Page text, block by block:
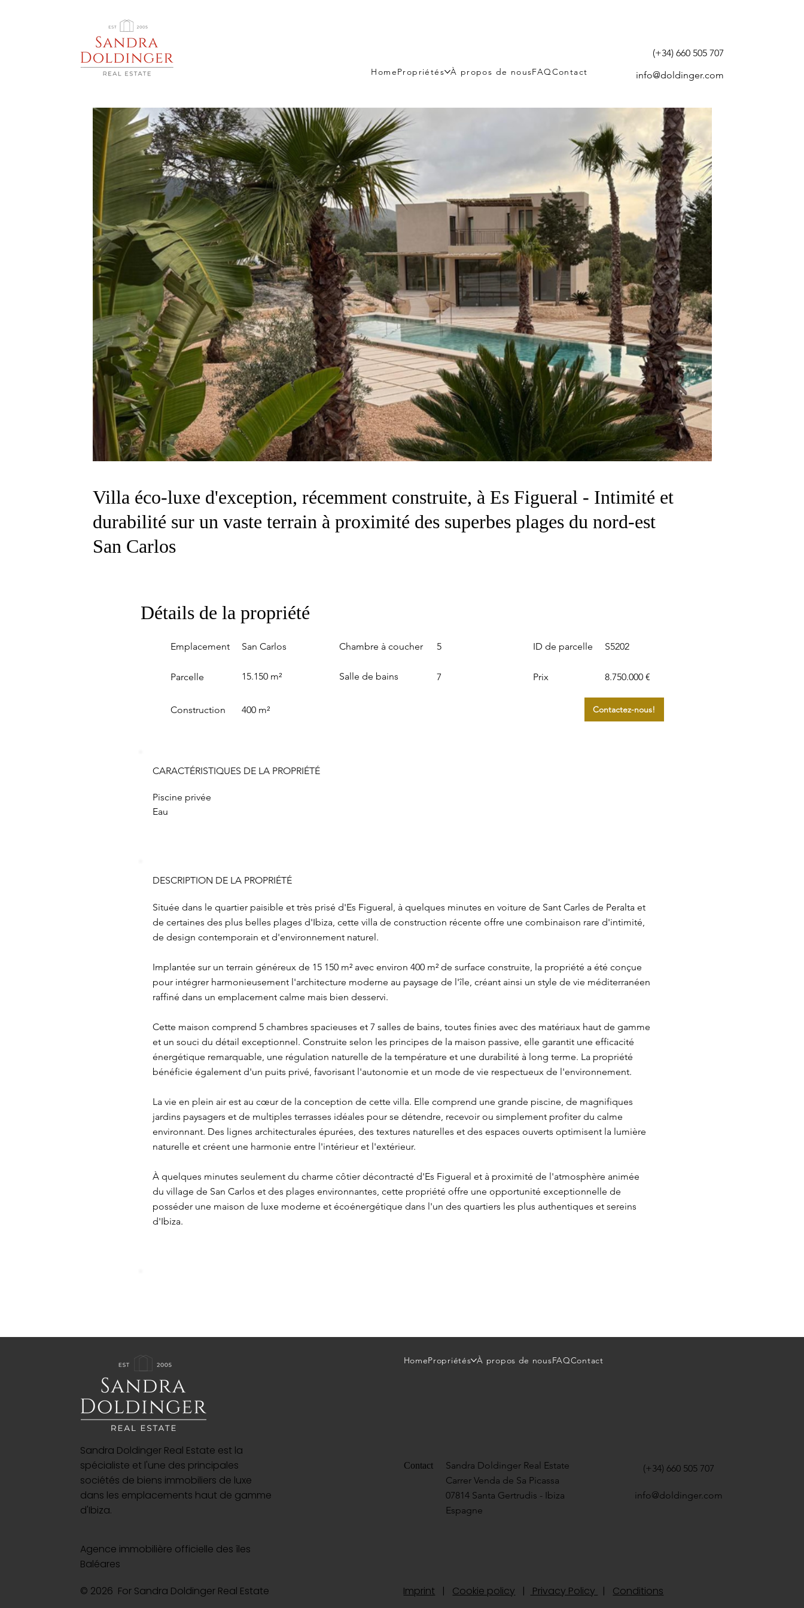
HomePropriétés À propos de nousFAQContact info@doldinger.com
(+34) 660 505 707
Villa éco-luxe d'exception, récemment construite, à Es Figueral - Intimité et
durabilité sur un vaste terrain à proximité des superbes plages du nord-est
San Carlos
Détails de la propriété
Emplacement
Parcelle
Construction
San Carlos
15.150 m²
400 m²
Chambre à coucher
Salle de bains
5
7
ID de parcelle
Prix
S5202
8.750.000 €
Contactez-nous!
CARACTÉRISTIQUES DE LA PROPRIÉTÉ
Piscine privée
Eau
DESCRIPTION DE LA PROPRIÉTÉ
Située dans le quartier paisible et très prisé d'Es Figueral, à quelques minutes en voiture de Sant Carles de Peralta et
de certaines des plus belles plages d'Ibiza, cette villa de construction récente offre une combinaison rare d'intimité,
de design contemporain et d'environnement naturel.
Implantée sur un terrain généreux de 15 150 m² avec environ 400 m² de surface construite, la propriété a été conçue
pour intégrer harmonieusement l'architecture moderne au paysage de l'île, créant ainsi un style de vie méditerranéen
raffiné dans un emplacement calme mais bien desservi.
Cette maison comprend 5 chambres spacieuses et 7 salles de bains, toutes finies avec des matériaux haut de gamme
et un souci du détail exceptionnel. Construite selon les principes de la maison passive, elle garantit une efficacité
énergétique remarquable, une régulation naturelle de la température et une durabilité à long terme. La propriété
bénéficie également d'un puits privé, favorisant l'autonomie et un mode de vie respectueux de l'environnement.
La vie en plein air est au cœur de la conception de cette villa. Elle comprend une grande piscine, de magnifiques
jardins paysagers et de multiples terrasses idéales pour se détendre, recevoir ou simplement profiter du calme
environnant. Des lignes architecturales épurées, des textures naturelles et des espaces ouverts optimisent la lumière
naturelle et créent une harmonie entre l'intérieur et l'extérieur.
À quelques minutes seulement du charme côtier décontracté d'Es Figueral et à proximité de l'atmosphère animée
du village de San Carlos et des plages environnantes, cette propriété offre une opportunité exceptionnelle de
posséder une maison de luxe moderne et écoénergétique dans l'un des quartiers les plus authentiques et sereins
d'Ibiza.
Sandra Doldinger Real Estate est la
spécialiste et l'une des principales
sociétés de biens immobiliers de luxe
dans les emplacements haut de gamme
d'Ibiza.
Agence immobilière officielle des îles
Baléares
© 2026 For Sandra Doldinger Real Estate
HomePropriétés À propos de nousFAQContact
Contact
Sandra Doldinger Real Estate
Carrer Venda de Sa Picassa
07814 Santa Gertrudis - Ibiza
Espagne
(+34) 660 505 707
info@doldinger.com
Imprint | Cookie policy | Privacy Policy | Conditions